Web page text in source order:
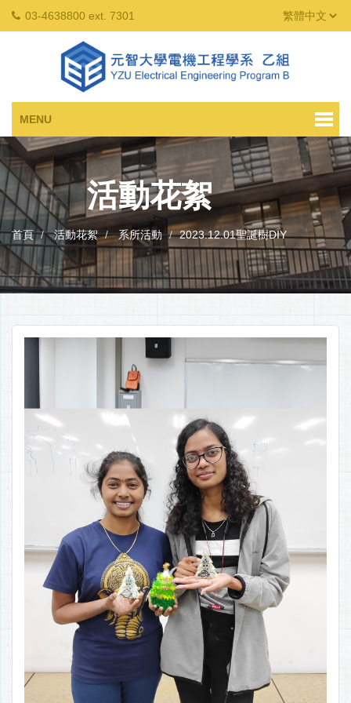
03-4638800 ext. 7301
MENU
活動花絮
首頁 活動花絮 系所活動 2023.12.01聖誕樹DIY